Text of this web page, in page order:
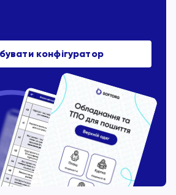
конфігуратор